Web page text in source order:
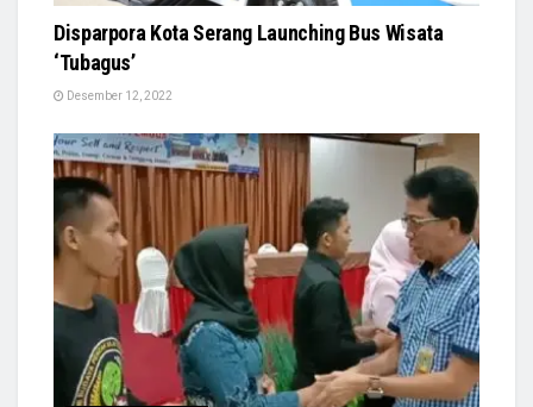
Disparpora Kota Serang Launching Bus Wisata
‘Tubagus’
Desember 12, 2022